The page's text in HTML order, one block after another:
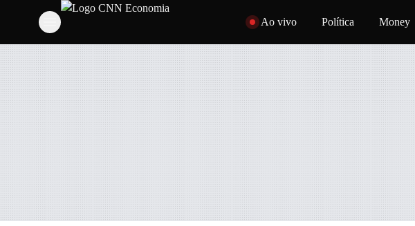
Pular para o conteúdo
Ao vivo Política Money